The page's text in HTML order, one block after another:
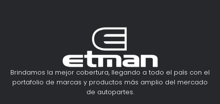
Brindamos la mejor cobertura, llegando a todo el país con el
portafolio de marcas y productos más amplio del mercado
de autopartes.